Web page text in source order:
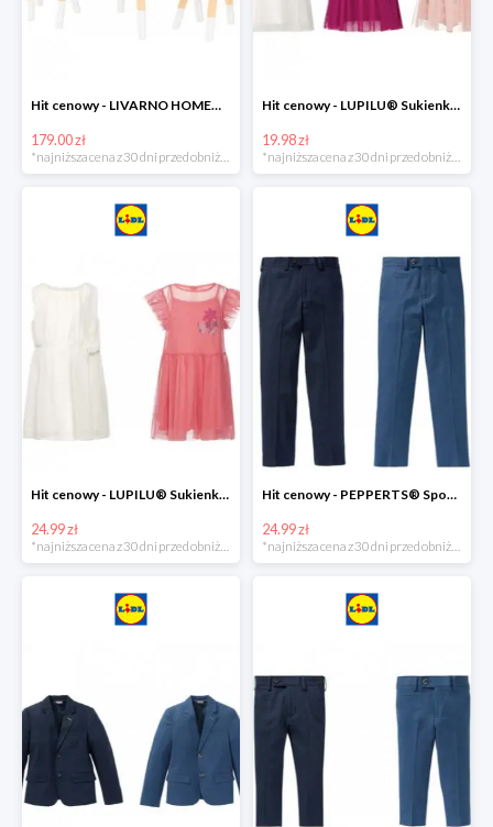
Hit cenowy - LIVARNO HOME® Stolik i 2 krzesełka dla dzieci
179.00 zł
Hit cenowy - LUPILU® Sukienka niemowlęca
19.98 zł
Hit cenowy - LUPILU® Sukienka dziewczęca
24.99 zł
Hit cenowy - PEPPERTS® Spodnie garniturowe młodzieżowe
24.99 zł